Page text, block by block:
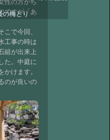
ですが「あ
で今回、
工事の時は
組が出来上
た。中庭に
けます。
のが良いの
の梅とり
れ間
@ '10 6/17 22:44
節です
@ '10 6/15 21:00
@ '10 6/6 22:31
てるかな？
@ '10 5/17 22:10
ます。
@ '10 5/12 22:47
ソコン
@ '10 5/6 20:01